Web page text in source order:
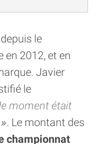
le
en 2012, et en
Javier
le
moment était
. Le montant des
championnat